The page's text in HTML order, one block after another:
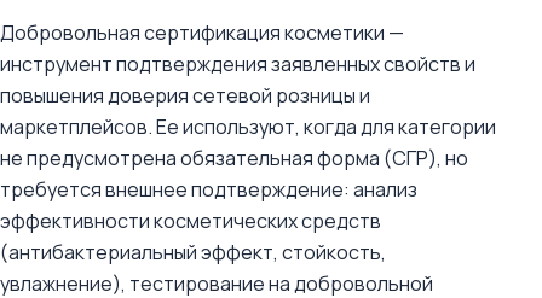
Добровольная сертификация косметики —
инструмент подтверждения заявленных свойств и
повышения доверия сетевой розницы и
маркетплейсов. Ее используют, когда для категории
не предусмотрена обязательная форма (СГР), но
требуется внешнее подтверждение: анализ
эффективности косметических средств
(антибактериальный эффект, стойкость,
увлажнение), тестирование на добровольной